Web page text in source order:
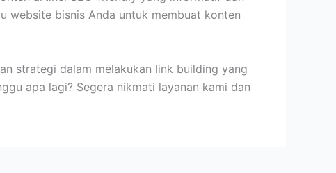
website bisnis Anda untuk membuat konten
strategi dalam melakukan link building yang
apa lagi? Segera nikmati layanan kami dan